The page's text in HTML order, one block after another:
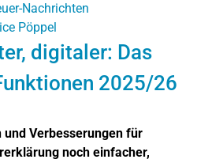
Nachrichten
Pöppel
digitaler: Das
2025/26
und Verbesserungen für
noch einfacher,